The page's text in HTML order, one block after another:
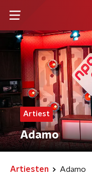
Artiest
Adamo
Artiesten Adamo